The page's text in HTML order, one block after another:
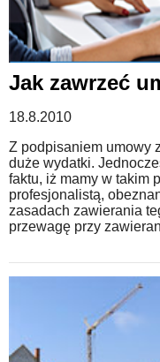
Jak zawrzeć
18.8.2010
Z podpisaniem umowy
duże wydatki.
faktu, iż mamy w takim
profesjonalistą,
zasadach zawierania
przewagę przy